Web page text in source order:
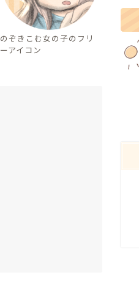
のぞきこむ女の子のフリ
ーアイコン